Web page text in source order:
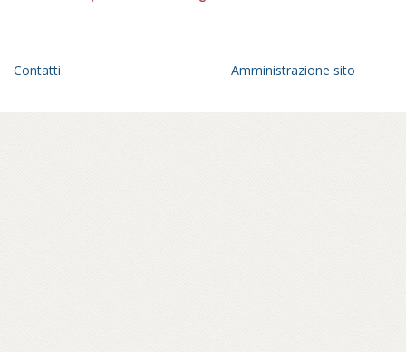
Contatti Amministrazione sito